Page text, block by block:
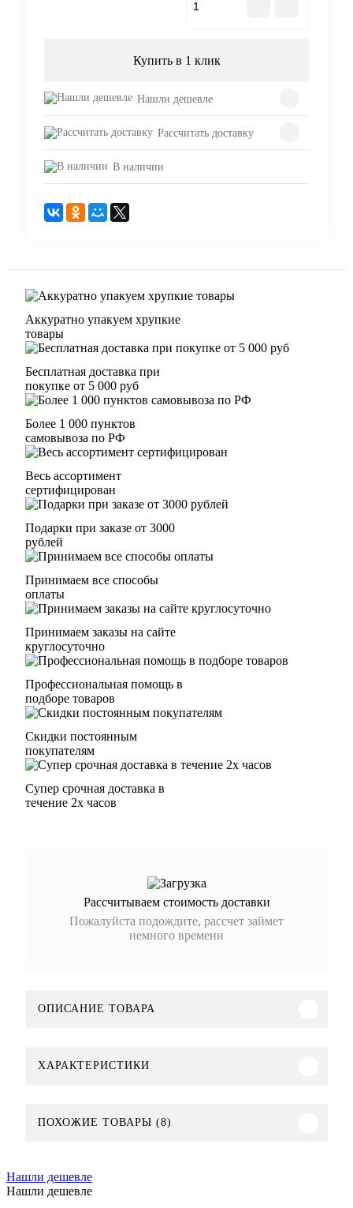
Купить в 1 клик
Нашли дешевле
Рассчитать доставку
В наличии
Аккуратно упакуем хрупкие
товары
Бесплатная доставка при
покупке от 5 000 руб
Более 1 000 пунктов
самовывоза по РФ
Весь ассортимент
сертифицирован
Подарки при заказе от 3000
рублей
Принимаем все способы
оплаты
Принимаем заказы на сайте
круглосуточно
Профессиональная помощь в
подборе товаров
Скидки постоянным
покупателям
Супер срочная доставка в
течение 2х часов
Рассчитываем стоимость доставки
Пожалуйста подождите, рассчет займет
немного времени
ОПИСАНИЕ ТОВАРА
ХАРАКТЕРИСТИКИ
ПОХОЖИЕ ТОВАРЫ (8)
Нашли дешевле
Нашли дешевле